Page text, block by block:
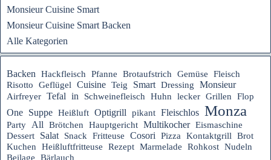
Monsieur Cuisine Smart
Monsieur Cuisine Smart Backen
Alle Kategorien
Backen Hackfleisch Pfanne Brotaufstrich Gemüse
Fleisch
Risotto
Geflügel Cuisine Teig Smart Dressing Monsieur
Airfreyer Tefal in Schweinefleisch Huhn lecker Grillen Flop
One Suppe Heißluft Optigrill pikant Fleischlos Monza
Party All Brötchen Hauptgericht Multikocher Eismaschine
Dessert
Salat Snack Fritteuse Cosori Pizza Kontaktgrill
Brot
Kuchen
Heißluftfritteuse Rezept Marmelade Rohkost Nudeln
Beilage
Bärlauch